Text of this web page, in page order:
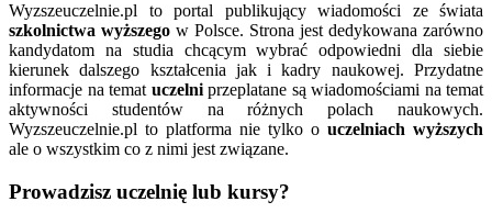
Wyzszeuczelnie.pl to portal publikujący wiadomości ze świata
szkolnictwa wyższego w Polsce. Strona jest dedykowana zarówno
kandydatom na studia chcącym wybrać odpowiedni dla siebie
kierunek dalszego kształcenia jak i kadry naukowej. Przydatne
informacje na temat uczelniprzeplatane są wiadomościami na temat
aktywności studentów na różnych polach naukowych.
Wyzszeuczelnie.pl to platforma nie tylko o uczelniach wyższych
ale o wszystkim co z nimi jest związane.
Prowadzisz uczelnię lub kursy?